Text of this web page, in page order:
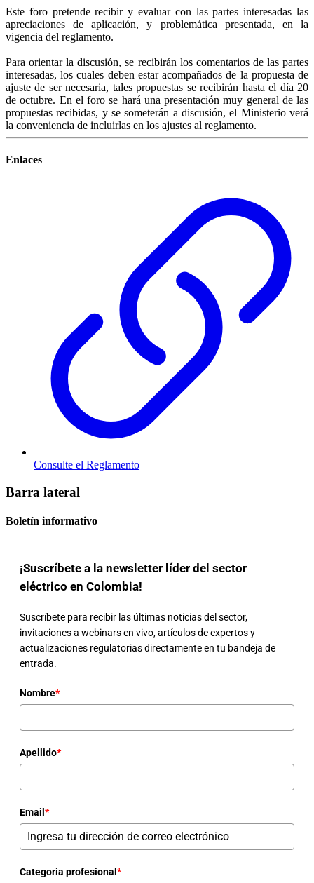
Este foro pretende recibir y evaluar con las partes interesadas las
apreciaciones de aplicación, y problemática presentada, en la
vigencia del reglamento.
Para orientar la discusión, se recibirán los comentarios de las partes
interesadas, los cuales deben estar acompañados de la propuesta de
ajuste de ser necesaria, tales propuestas se recibirán hasta el día 20
de octubre. En el foro se hará una presentación muy general de las
propuestas recibidas, y se someterán a discusión, el Ministerio verá
la conveniencia de incluirlas en los ajustes al reglamento.
Enlaces
Consulte el Reglamento
Barra lateral
Boletín informativo
¡Suscríbete a la newsletter líder del sector
eléctrico en Colombia!
Suscríbete para recibir las últimas noticias del sector,
invitaciones a webinars en vivo, artículos de expertos y
actualizaciones regulatorias directamente en tu bandeja de
entrada.
Nombre*
Apellido*
Email *
Categoria profesional *